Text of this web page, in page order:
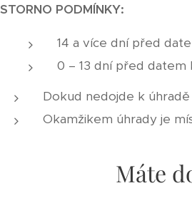
STORNO PODMÍNKY:
14 a více dní před
0 – 13 dní před datem
Dokud nedojde k
Okamžikem úhrady je
Máte